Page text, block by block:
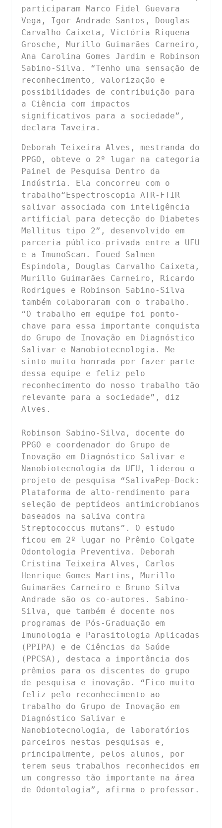
participaram Marco Fidel Guevara
Vega, Igor Andrade Santos, Douglas
Carvalho Caixeta, Victória Riquena
Grosche, Murillo Guimarães Carneiro,
Ana Carolina Gomes Jardim e Robinson
Sabino-Silva. “Tenho uma sensação de
reconhecimento, valorização e
possibilidades de contribuição para
a Ciência com impactos
significativos para a sociedade”,
declara Taveira.
Deborah Teixeira Alves, mestranda do
PPGO, obteve o 2º lugar na categoria
Painel de Pesquisa Dentro da
Indústria. Ela concorreu com o
trabalho“Espectroscopia ATR-FTIR
salivar associada com inteligência
artificial para detecção do Diabetes
Mellitus tipo 2”, desenvolvido em
parceria público-privada entre a UFU
e a ImunoScan. Foued Salmen
Espindola, Douglas Carvalho Caixeta,
Murillo Guimarães Carneiro, Ricardo
Rodrigues e Robinson Sabino-Silva
também colaboraram com o trabalho.
“O trabalho em equipe foi ponto-
chave para essa importante conquista
do Grupo de Inovação em Diagnóstico
Salivar e Nanobiotecnologia. Me
sinto muito honrada por fazer parte
dessa equipe e feliz pelo
reconhecimento do nosso trabalho tão
relevante para a sociedade”, diz
Alves.
Robinson Sabino-Silva, docente do
PPGO e coordenador do Grupo de
Inovação em Diagnóstico Salivar e
Nanobiotecnologia da UFU, liderou o
projeto de pesquisa “SalivaPep-Dock:
Plataforma de alto-rendimento para
seleção de peptídeos antimicrobianos
baseados na saliva contra
Streptococcus mutans”. O estudo
ficou em 2º lugar no Prêmio Colgate
Odontologia Preventiva. Deborah
Cristina Teixeira Alves, Carlos
Henrique Gomes Martins, Murillo
Guimarães Carneiro e Bruno Silva
Andrade são os co-autores. Sabino-
Silva, que também é docente nos
programas de Pós-Graduação em
Imunologia e Parasitologia Aplicadas
(PPIPA) e de Ciências da Saúde
(PPCSA), destaca a importância dos
prêmios para os discentes do grupo
de pesquisa e inovação. “Fico muito
feliz pelo reconhecimento ao
trabalho do Grupo de Inovação em
Diagnóstico Salivar e
Nanobiotecnologia, de laboratórios
parceiros nestas pesquisas e,
principalmente, pelos alunos, por
terem seus trabalhos reconhecidos em
um congresso tão importante na área
de Odontologia”, afirma o professor.